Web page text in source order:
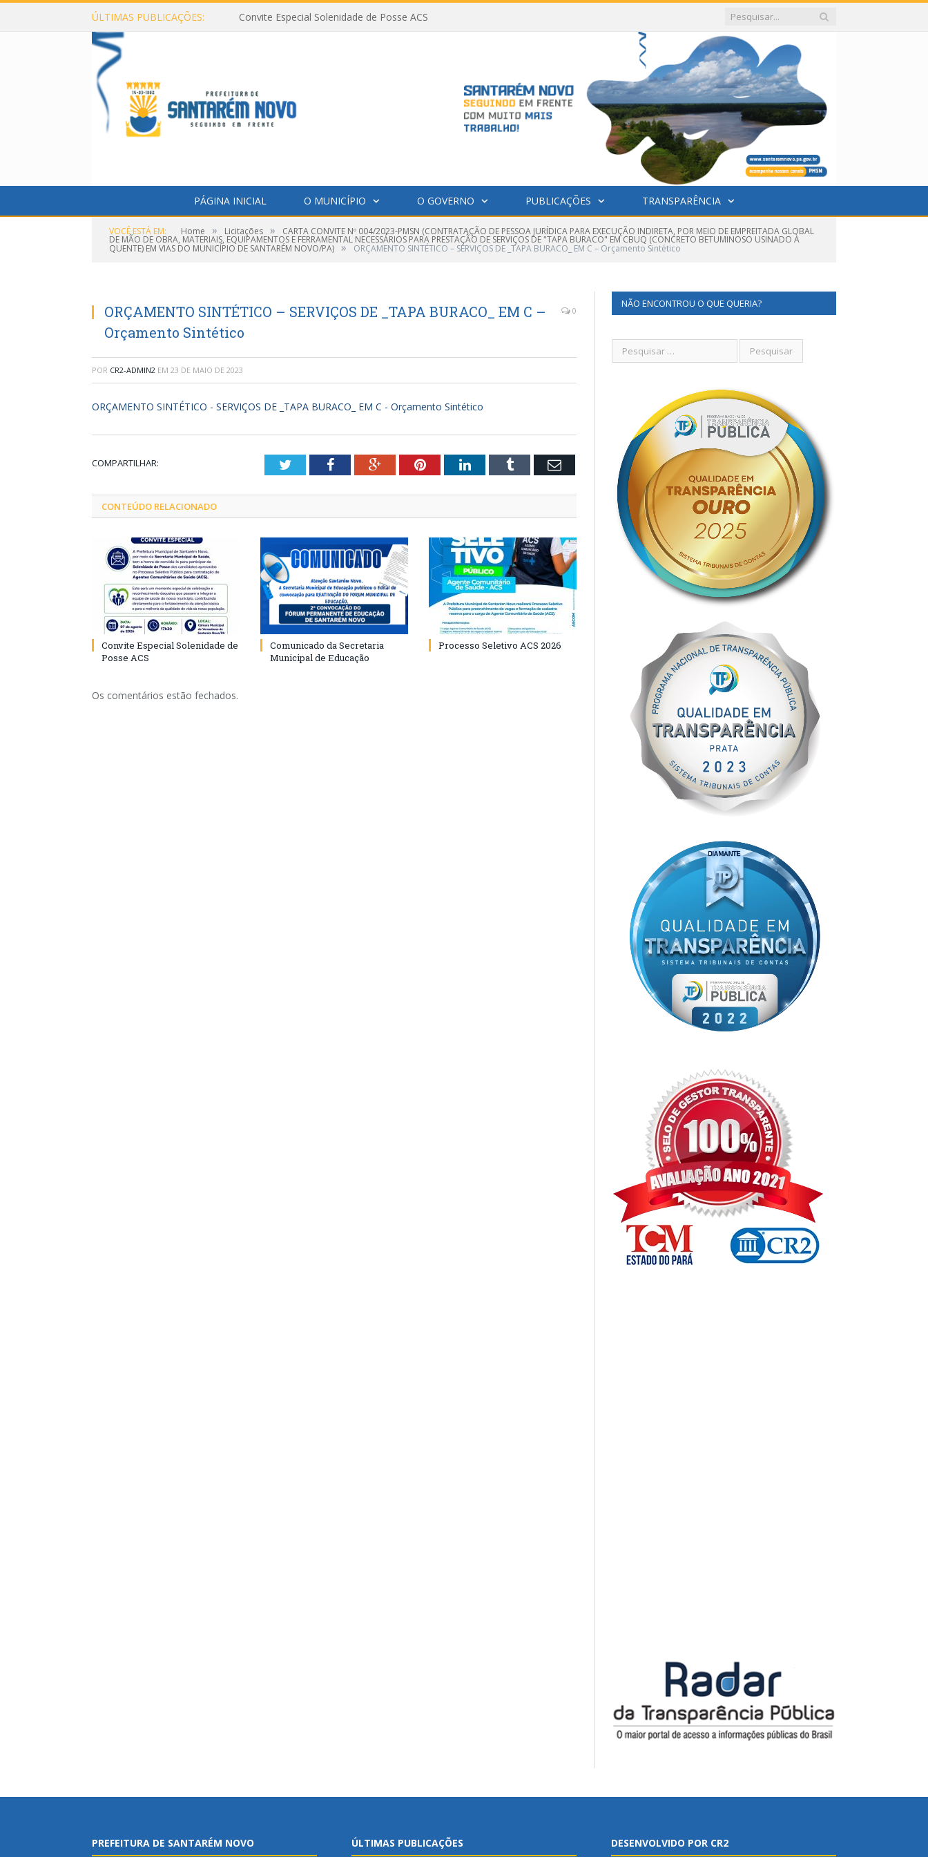
ÚLTIMAS PUBLICAÇÕES: Convite Especial Solenidade de Posse ACS
PÁGINA INICIAL O MUNICÍPIO O GOVERNO PUBLICAÇÕES TRANSPARÊNCIA
VOCÊ ESTÁ EM: Home » Licitações » CARTA CONVITE Nº 004/2023-PMSN (CONTRATAÇÃO DE PESSOA JURÍDICA PARA EXECUÇÃO INDIRETA, POR MEIO DE EMPREITADA GLOBAL
DE MÃO DE OBRA, MATERIAIS, EQUIPAMENTOS E FERRAMENTAL NECESSÁRIOS PARA PRESTAÇÃO DE SERVIÇOS DE "TAPA BURACO" EM CBUQ (CONCRETO BETUMINOSO USINADO À
QUENTE) EM VIAS DO MUNICÍPIO DE SANTARÉM NOVO/PA) » ORÇAMENTO SINTÉTICO – SERVIÇOS DE _TAPA BURACO_ EM C – Orçamento Sintético
ORÇAMENTO SINTÉTICO – SERVIÇOS DE _TAPA BURACO_ EM C –
Orçamento Sintético
0
POR CR2-ADMIN2 EM 23 DE MAIO DE 2023
ORÇAMENTO SINTÉTICO - SERVIÇOS DE _TAPA BURACO_ EM C - Orçamento Sintético
COMPARTILHAR: TwitterFacebookGoogle+PinterestLinkedInTumblr Email
CONTEÚDO RELACIONADO
Convite Especial Solenidade de
Posse ACS
Comunicado da Secretaria
Municipal de Educação
Processo Seletivo ACS 2026
Os comentários estão fechados.
NÃO ENCONTROU O QUE QUERIA?
PREFEITURA DE SANTARÉM NOVO ÚLTIMAS PUBLICAÇÕES DESENVOLVIDO POR CR2